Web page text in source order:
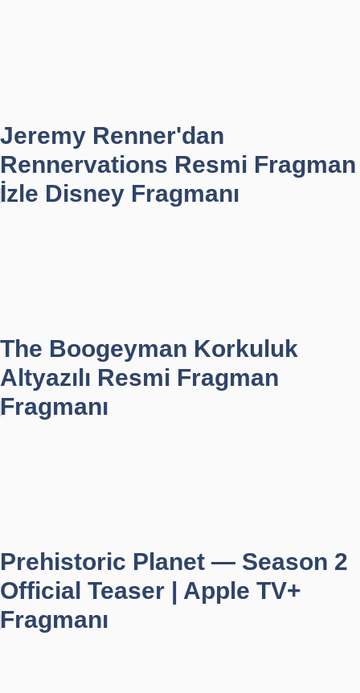
Jeremy Renner'dan
Rennervations Resmi Fragman
İzle Disney Fragmanı
The Boogeyman Korkuluk
Altyazılı Resmi Fragman
Fragmanı
Prehistoric Planet — Season 2
Official Teaser | Apple TV+
Fragmanı